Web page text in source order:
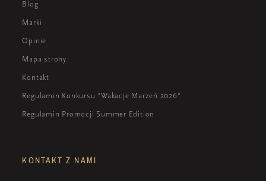
Blog
Marki
Opinie
Mapa strony
Kontakt
Regulamin Konkursu "Wakacje Marzeń 2026"
Regulamin Promocji Summer Edition
KONTAKT Z NAMI